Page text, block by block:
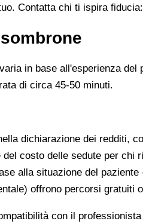
Contatta chi ti ispira
in base all'esperienza
di circa 45-50 minuti.
dichiarazione dei redditi,
costo delle sedute per chi
alla situazione del
offrono percorsi
con il